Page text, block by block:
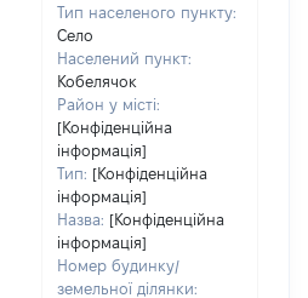
Тип населеного пункту:
Село
Населений пункт:
Кобелячок
Район у місті:
[Конфіденційна
інформація]
Тип: [Конфіденційна
інформація]
Назва: [Конфіденційна
інформація]
Номер будинку/
земельної ділянки: